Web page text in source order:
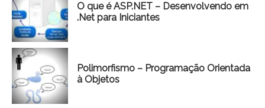
O que é ASP.NET – Desenvolvendo em
.Net para Iniciantes
Polimorfismo – Programação Orientada
à Objetos